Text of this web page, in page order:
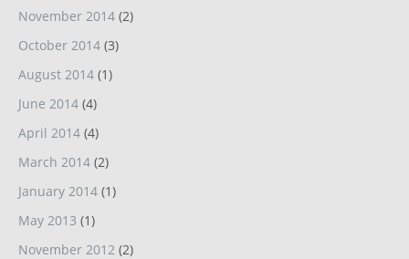
November 2014 (2)
October 2014 (3)
August 2014 (1)
June 2014 (4)
April 2014 (4)
March 2014 (2)
January 2014 (1)
May 2013 (1)
November 2012 (2)